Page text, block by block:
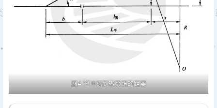
图4 警冲标到辙叉跟的距离
(1)T=R×tana2=500×tan4∘45′49′
′2=20.797m